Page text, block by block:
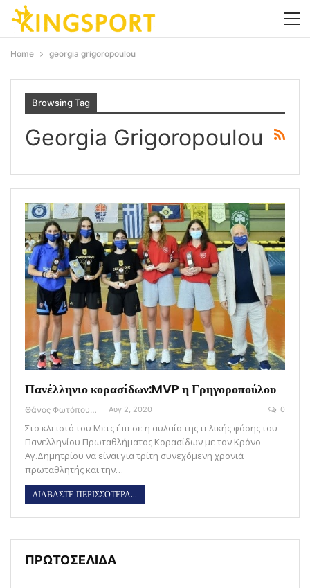
Home georgia grigoropoulou
Browsing Tag
Georgia Grigoropoulou
Πανέλληνιο κορασίδων:MVP η Γρηγοροπούλου
Θάνος Φωτόπουλος Αυγ 2, 2020 0
Στο κλειστό του Μετς έπεσε η αυλαία της τελικής φάσης του
Πανελληνίου Πρωταθλήματος Κορασίδων με τον Κρόνο
Αγ.Δημητρίου να είναι για τρίτη συνεχόμενη χρονιά
πρωταθλητής και την…
ΔΙΑΒΑΣΤΕ ΠΕΡΙΣΣΟΤΕΡΑ...
ΠΡΩΤΟΣΕΛΙΔΑ